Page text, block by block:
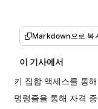
Markdown으로 복
이 기사에서
키 집합 액세스를 통
명령줄을 통해 자격